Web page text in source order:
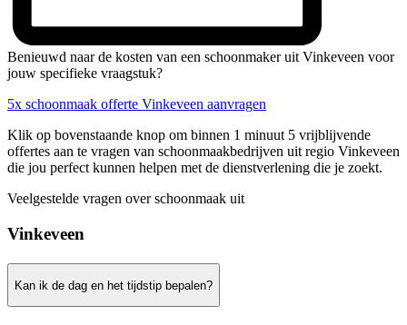
Benieuwd naar de kosten van een schoonmaker uit Vinkeveen voor
jouw specifieke vraagstuk?
5x schoonmaak offerte Vinkeveen aanvragen
Klik op bovenstaande knop om binnen 1 minuut 5 vrijblijvende
offertes aan te vragen van schoonmaakbedrijven uit regio Vinkeveen
die jou perfect kunnen helpen met de dienstverlening die je zoekt.
Veelgestelde vragen over schoonmaak uit
Vinkeveen
Kan ik de dag en het tijdstip bepalen?